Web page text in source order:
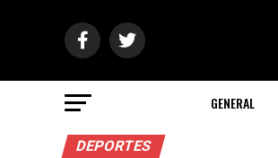
GENERAL
DEPORTES